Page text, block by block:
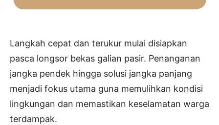
Langkah cepat dan terukur mulai disiapkan
pasca longsor bekas galian pasir. Penanganan
jangka pendek hingga solusi jangka panjang
menjadi fokus utama guna memulihkan kondisi
lingkungan dan memastikan keselamatan warga
terdampak.